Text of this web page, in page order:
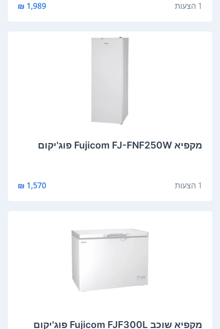
1 הצעות 1,989 ₪
מקפיא Fujicom FJ-FNF250W פוג'יקום
1 הצעות 1,570 ₪
מקפיא ‏שוכב Fujicom FJF300L פוג'יקום